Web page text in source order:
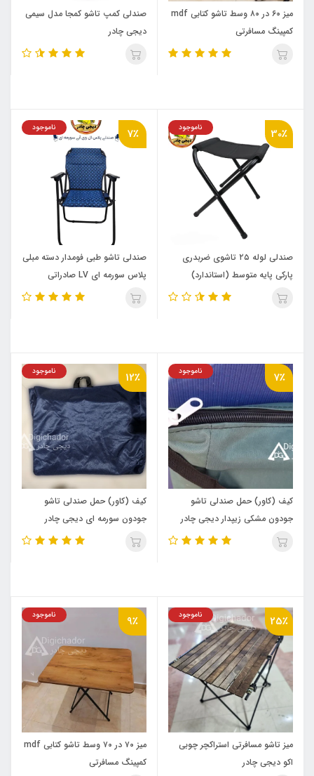
میز ۶۰ در ۸۰ وسط تاشو کتابی mdf
کمپینگ مسافرتی
صندلی کمپ تاشو کمجا مدل سیمی
دیجی چادر
30٪ ناموجود
صندلی لوله ۲۵ تاشوی ضربدری
پارکی پایه متوسط (استاندارد)
فومدار t40 دیجی چادر
7٪ ناموجود
صندلی تاشو طبی فومدار دسته مبلی
پلاس سورمه ای LV صادراتی
7٪ ناموجود
کیف (کاور) حمل صندلی تاشو
جودون مشکی زیپدار دیجی چادر
12٪ ناموجود
کیف (کاور) حمل صندلی تاشو
جودون سورمه ای دیجی چادر
25٪ ناموجود
میز تاشو مسافرتی استراکچر چوبی
اکو دیجی چادر
9٪ ناموجود
میز ۷۰ در ۷۰ وسط تاشو کتابی mdf
کمپینگ مسافرتی